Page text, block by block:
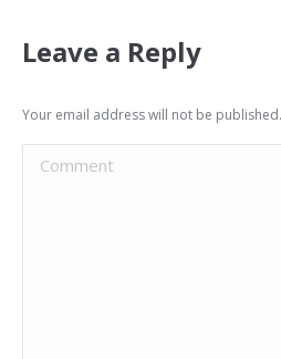
Leave a Reply
Your email address will not be
Comment